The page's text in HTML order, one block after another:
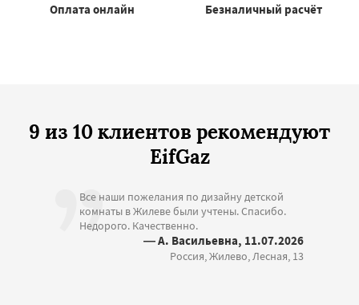
Оплата онлайн Безналичный расчёт
9 из 10 клиентов рекомендуют
EifGaz
Все наши пожелания по дизайну детской
комнаты в Жилеве были учтены. Спасибо.
Недорого. Качественно.
— А. Васильевна, 11.07.2026
Россия, Жилево, Лесная, 13